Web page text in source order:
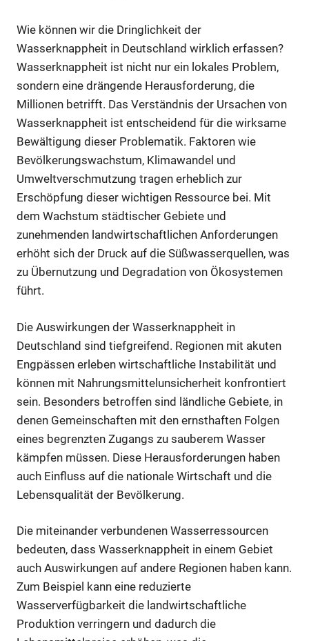
Wie können wir die Dringlichkeit der
Wasserknappheit in Deutschland wirklich erfassen?
Wasserknappheit ist nicht nur ein lokales Problem,
sondern eine drängende Herausforderung, die
Millionen betrifft. Das Verständnis der Ursachen von
Wasserknappheit ist entscheidend für die wirksame
Bewältigung dieser Problematik. Faktoren wie
Bevölkerungswachstum, Klimawandel und
Umweltverschmutzung tragen erheblich zur
Erschöpfung dieser wichtigen Ressource bei. Mit
dem Wachstum städtischer Gebiete und
zunehmenden landwirtschaftlichen Anforderungen
erhöht sich der Druck auf die Süßwasserquellen, was
zu Übernutzung und Degradation von Ökosystemen
führt.
Die Auswirkungen der Wasserknappheit in
Deutschland sind tiefgreifend. Regionen mit akuten
Engpässen erleben wirtschaftliche Instabilität und
können mit Nahrungsmittelunsicherheit konfrontiert
sein. Besonders betroffen sind ländliche Gebiete, in
denen Gemeinschaften mit den ernsthaften Folgen
eines begrenzten Zugangs zu sauberem Wasser
kämpfen müssen. Diese Herausforderungen haben
auch Einfluss auf die nationale Wirtschaft und die
Lebensqualität der Bevölkerung.
Die miteinander verbundenen Wasserressourcen
bedeuten, dass Wasserknappheit in einem Gebiet
auch Auswirkungen auf andere Regionen haben kann.
Zum Beispiel kann eine reduzierte
Wasserverfügbarkeit die landwirtschaftliche
Produktion verringern und dadurch die